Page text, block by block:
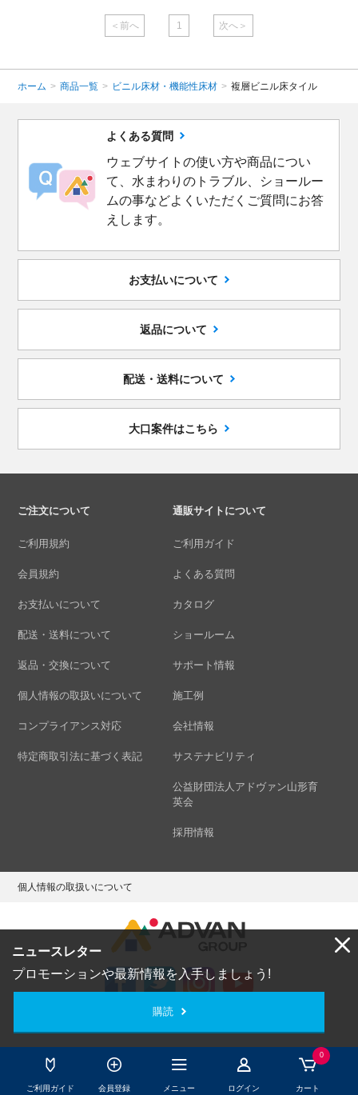
ご利用ガイド 会員登録 メニュー ログイン
0
カート
ニュースレター
プロモーションや最新情報を入手しましょう!
購読
＜前へ 1 次へ＞
ホーム > 商品一覧 > ビニル床材・機能性床材 > 複層ビニル床タイル
よくある質問
ウェブサイトの使い方や商品につい
て、水まわりのトラブル、ショールー
ムの事などよくいただくご質問にお答
えします。
お支払いについて
返品について
配送・送料について
大口案件はこちら
ご注文について
ご利用規約
会員規約
お支払いについて
配送・送料について
返品・交換について
個人情報の取扱いについて
コンプライアンス対応
特定商取引法に基づく表記
通販サイトについて
ご利用ガイド
よくある質問
カタログ
ショールーム
サポート情報
施工例
会社情報
サステナビリティ
公益財団法人アドヴァン山形育
英会
採用情報
個人情報の取扱いについて